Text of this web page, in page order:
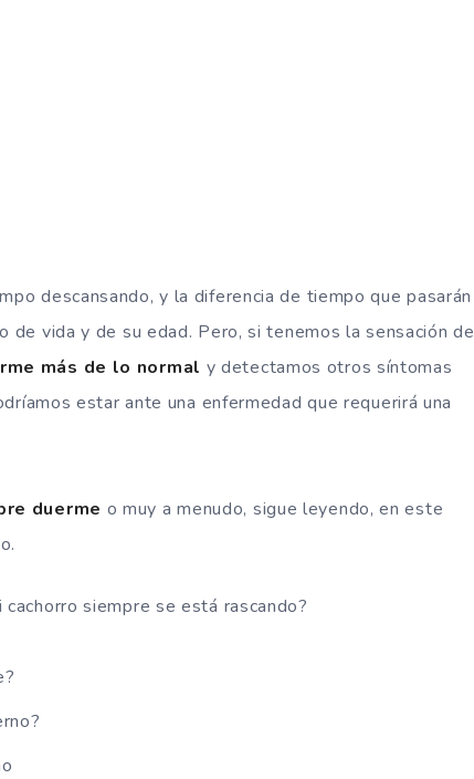
descansando, y la diferencia de tiempo que pasarán
vida y de su edad. Pero, si tenemos la sensación de
más de lo normal y detectamos otros síntomas
estar ante una enfermedad que requerirá una
duerme o muy a menudo, sigue leyendo, en este
siempre se está rascando?